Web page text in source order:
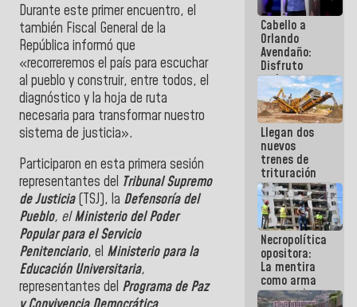
Durante este primer encuentro, el
también Fiscal General de la
República informó que
«recorreremos el país para escuchar
al pueblo y construir, entre todos, el
diagnóstico y la hoja de ruta
necesaria para transformar nuestro
sistema de justicia».
Participaron en esta primera sesión
representantes del Tribunal Supremo
de Justicia(TSJ), la Defensoría del
Pueblo, elMinisterio del Poder
Popular para el Servicio
Penitenciario, el Ministerio para la
Educación Universitaria,
representantes del Programa de Paz
Cabello a
Orlando
Avendaño:
Disfruto
cada vez
que escribes
porque lo
que haces
es
embarrarla
Llegan dos
nuevos
trenes de
trituración
para
optimizar
manejo de
escombros
en La Guaira
Necropolítica
opositora:
La mentira
como arma
contra el